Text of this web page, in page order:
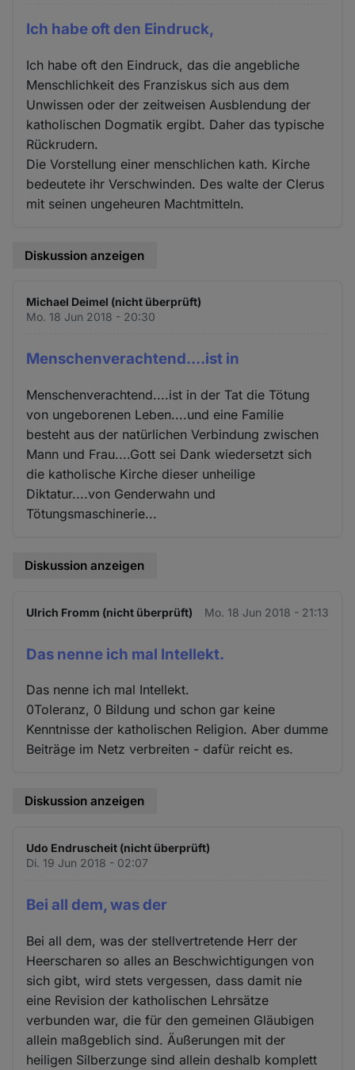
Ich habe oft den Eindruck,
Ich habe oft den Eindruck, das die angebliche
Menschlichkeit des Franziskus sich aus dem
Unwissen oder der zeitweisen Ausblendung der
katholischen Dogmatik ergibt. Daher das typische
Rückrudern.
Die Vorstellung einer menschlichen kath. Kirche
bedeutete ihr Verschwinden. Des walte der Clerus
mit seinen ungeheuren Machtmitteln.
Diskussion anzeigen
Michael Deimel (nicht überprüft)
Mo. 18 Jun 2018 - 20:30
Menschenverachtend....ist in
Menschenverachtend....ist in der Tat die Tötung
von ungeborenen Leben....und eine Familie
besteht aus der natürlichen Verbindung zwischen
Mann und Frau....Gott sei Dank wiedersetzt sich
die katholische Kirche dieser unheilige
Diktatur....von Genderwahn und
Tötungsmaschinerie...
Diskussion anzeigen
Ulrich Fromm (nicht überprüft) Mo. 18 Jun 2018 - 21:13
Das nenne ich mal Intellekt.
Das nenne ich mal Intellekt.
0Toleranz, 0 Bildung und schon gar keine
Kenntnisse der katholischen Religion. Aber dumme
Beiträge im Netz verbreiten - dafür reicht es.
Diskussion anzeigen
Udo Endruscheit (nicht überprüft)
Di. 19 Jun 2018 - 02:07
Bei all dem, was der
Bei all dem, was der stellvertretende Herr der
Heerscharen so alles an Beschwichtigungen von
sich gibt, wird stets vergessen, dass damit nie
eine Revision der katholischen Lehrsätze
verbunden war, die für den gemeinen Gläubigen
allein maßgeblich sind. Äußerungen mit der
heiligen Silberzunge sind allein deshalb komplett